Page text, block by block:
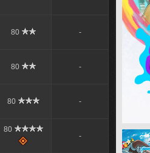
80 -
80 -
80 -
80
-